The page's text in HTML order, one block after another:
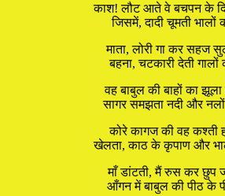
काश! लौट आते वे बचपन के
जिसमें, दादी चूमती भालों
माता, लोरी गा कर सहज
बहना, चटकारी देती गालों
वह बाबुल की बाहों का झूला
सागर समझता नदी और
कोरे कागज की वह कश्ती
खेलता, काठ के कृपाण और
माँ डांटती, मैं रुस कर छुप
आँगन में बाबुल की पीठ के